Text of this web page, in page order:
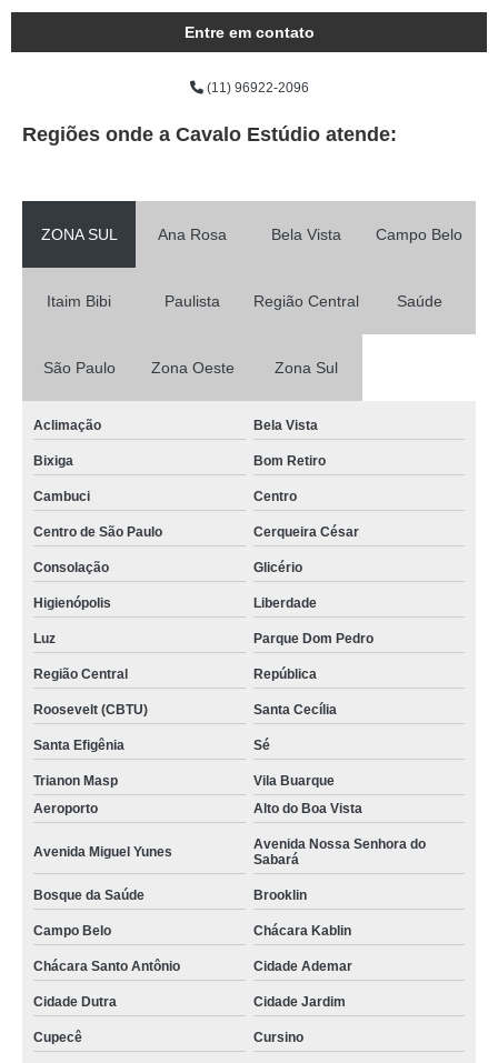
Entre em contato
(11) 96922-2096
Regiões onde a Cavalo Estúdio atende:
ZONA SUL Ana Rosa Bela Vista Campo Belo
Itaim Bibi Paulista Região Central Saúde
São Paulo Zona Oeste Zona Sul
Aclimação Bela Vista
Bixiga Bom Retiro
Cambuci Centro
Centro de São Paulo Cerqueira César
Consolação Glicério
Higienópolis Liberdade
Luz Parque Dom Pedro
Região Central República
Roosevelt (CBTU) Santa Cecília
Santa Efigênia Sé
Trianon Masp
Vila Buarque
Aeroporto
Alto do Boa Vista
Avenida Miguel Yunes
Avenida Nossa Senhora do
Sabará
Bosque da Saúde Brooklin
Campo Belo Chácara Kablin
Chácara Santo Antônio Cidade Ademar
Cidade Dutra Cidade Jardim
Cupecê Cursino